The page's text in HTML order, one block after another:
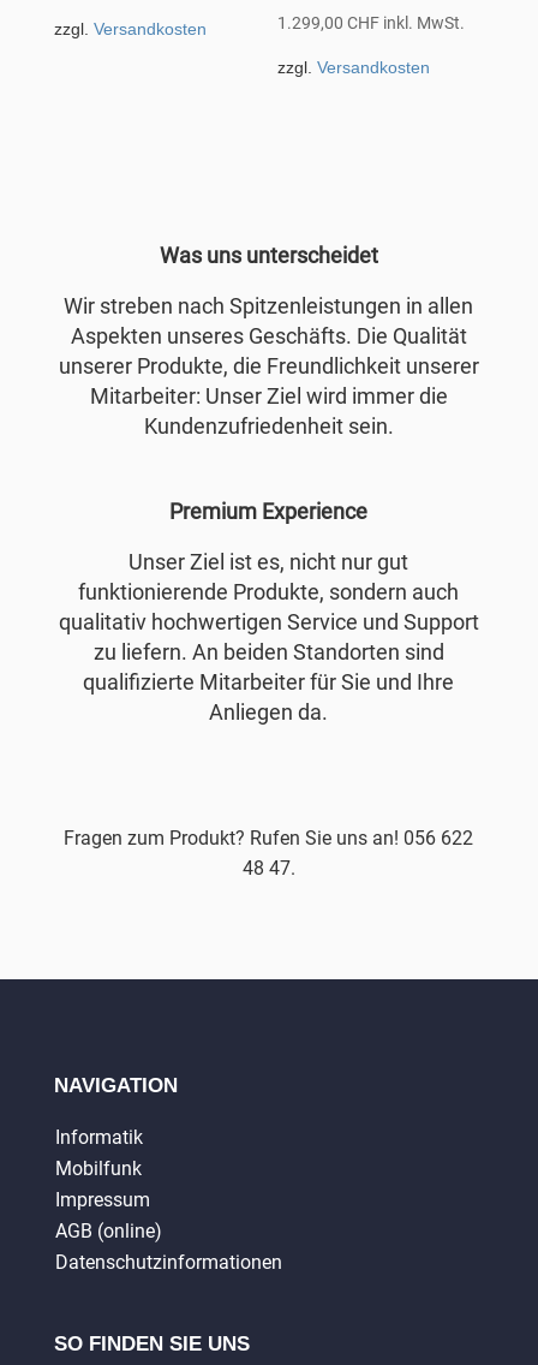
zzgl. Versandkosten 1.299,00CHF inkl. MwSt.
zzgl.Versandkosten
Was uns unterscheidet
Wir streben nach Spitzenleistungen in allen
Aspekten unseres Geschäfts. Die Qualität
unserer Produkte, die Freundlichkeit unserer
Mitarbeiter: Unser Ziel wird immer die
Kundenzufriedenheit sein.
Premium Experience
Unser Ziel ist es, nicht nur gut
funktionierende Produkte, sondern auch
qualitativ hochwertigen Service und Support
zu liefern. An beiden Standorten sind
qualifizierte Mitarbeiter für Sie und Ihre
Anliegen da.
Fragen zum Produkt? Rufen Sie uns an! 056 622
48 47.
NAVIGATION
Informatik
Mobilfunk
Impressum
AGB (online)
Datenschutzinformationen
SO FINDEN SIE UNS